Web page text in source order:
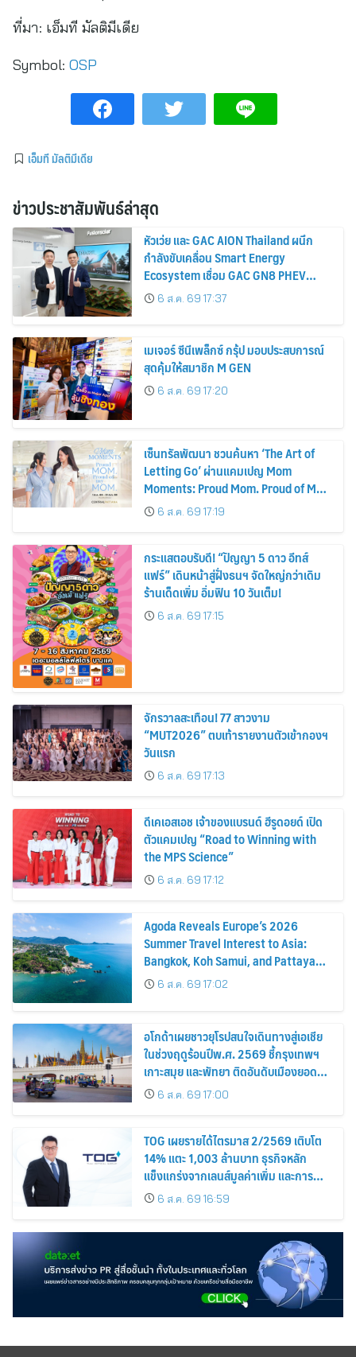
ที่มา: เอ็มที มัลติมีเดีย
Symbol: OSP
เอ็มที มัลติมีเดีย
ข่าวประชาสัมพันธ์ล่าสุด
หัวเว่ย และ GAC AION Thailand ผนึก
กำลังขับเคลื่อน Smart Energy
Ecosystem เชื่อม GAC GN8 PHEV
รถยนต์ MPV ระดับพรีเมียม เข้ากับ
พลังงานแสงอาทิตย์ภายในบ้าน
6 ส.ค. 69 17:37
เมเจอร์ ซีนีเพล็กซ์ กรุ้ป มอบประสบการณ์
สุดคุ้มให้สมาชิก M GEN
6 ส.ค. 69 17:20
เซ็นทรัลพัฒนา ชวนค้นหา ‘The Art of
Letting Go’ ผ่านแคมเปญ Mom
Moments: Proud Mom. Proud of My
Mom.6 ส.ค. 69 17:19
กระแสตอบรับดี! “ปัญญา 5 ดาว อีทส์
แฟร์” เดินหน้าสู่ฝั่งธนฯ จัดใหญ่กว่าเดิม
ร้านเด็ดเพิ่ม อิ่มฟิน 10 วันเต็ม!
6 ส.ค. 69 17:15
จักรวาลสะเทือน! 77 สาวงาม
“MUT2026” ตบเท้ารายงานตัวเข้ากองฯ
วันแรก
6 ส.ค. 69 17:13
ดีเคเอสเอช เจ้าของแบรนด์ ฮีรูดอยด์ เปิด
ตัวแคมเปญ “Road to Winning with
the MPS Science”
6 ส.ค. 69 17:12
Agoda Reveals Europe’s 2026
Summer Travel Interest to Asia:
Bangkok, Koh Samui, and Pattaya
Among the Top Cities
6 ส.ค. 69 17:02
อโกด้าเผยชาวยุโรปสนใจเดินทางสู่เอเชีย
ในช่วงฤดูร้อนปีพ.ศ. 2569 ชี้กรุงเทพฯ
เกาะสมุย และพัทยา ติดอันดับเมืองยอด
นิยม6 ส.ค. 69 17:00
TOG เผยรายได้ไตรมาส 2/2569 เติบโต
14% แตะ 1,003 ล้านบาท ธุรกิจหลัก
แข็งแกร่งจากเลนส์มูลค่าเพิ่ม และการ
ขยายตลาดต่างประเทศ พร้อมเดินหน้า
ลงทุนเพื่อการเติบโตระยะยาว
6 ส.ค. 69 16:59